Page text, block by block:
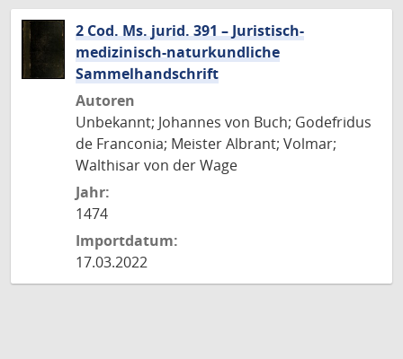
2 Cod. Ms. jurid. 391 – Juristisch-
medizinisch-naturkundliche
Sammelhandschrift
Autoren
Unbekannt; Johannes von Buch; Godefridus
de Franconia; Meister Albrant; Volmar;
Walthisar von der Wage
Jahr:
1474
Importdatum:
17.03.2022